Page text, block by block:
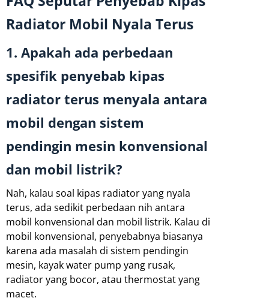
Radiator Mobil Nyala Terus
1. Apakah ada perbedaan
spesifik penyebab kipas
radiator terus menyala antara
mobil dengan sistem
pendingin mesin konvensional
dan mobil listrik?
Nah, kalau soal kipas radiator yang nyala
terus, ada sedikit perbedaan nih antara
mobil konvensional dan mobil listrik. Kalau di
mobil konvensional, penyebabnya biasanya
karena ada masalah di sistem pendingin
mesin, kayak water pump yang rusak,
radiator yang bocor, atau thermostat yang
macet.